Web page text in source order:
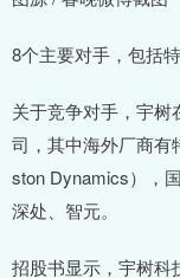
8个主要对手，包括
关于竞争对手，宇树
司，其中海外厂商有
ston Dynamics），
深处、智元。
招股书显示，宇树科